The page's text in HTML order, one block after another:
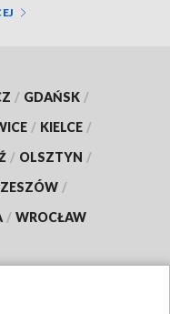
/ GDAŃSK /
/ KIELCE /
/ OLSZTYN /
/
/ WROCŁAW